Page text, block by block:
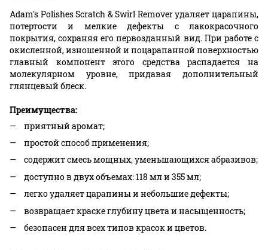
Adam's Polishes Scratch & Swirl Remover удаляет царапины,
потертости и мелкие дефекты с лакокрасочного
покрытия, сохраняя его первозданный вид. При работе с
окисленной, изношенной и поцарапанной поверхностью
главный компонент этого средства распадается на
молекулярном уровне, придавая дополнительный
глянцевый блеск.
Преимущества:
приятный аромат;
простой способ применения;
содержит смесь мощных, уменьшающихся абразивов;
доступно в двух объемах: 118 мл и 355 мл;
легко удаляет царапины и небольшие дефекты;
возвращает краске глубину цвета и насыщенность;
безопасен для всех типов красок и цветов.